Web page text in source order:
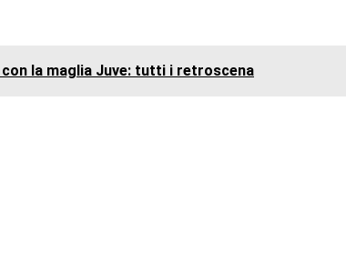
la maglia Juve: tutti i retroscena